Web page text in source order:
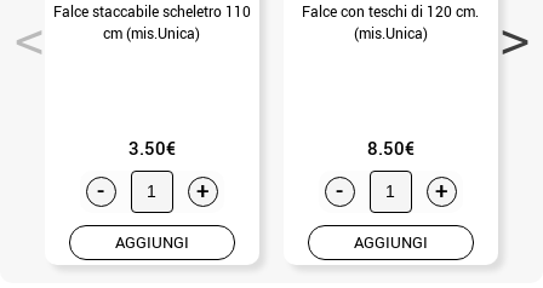
Falce staccabile scheletro 110
cm (mis.Unica)
3.50€
- +
AGGIUNGI
Falce con teschi di 120 cm.
(mis.Unica)
8.50€
- +
AGGIUNGI